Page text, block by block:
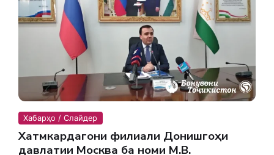
Хабарҳо / Слайдер
Хатмкардагони филиали Донишгоҳи
давлатии Москва ба номи М.В.